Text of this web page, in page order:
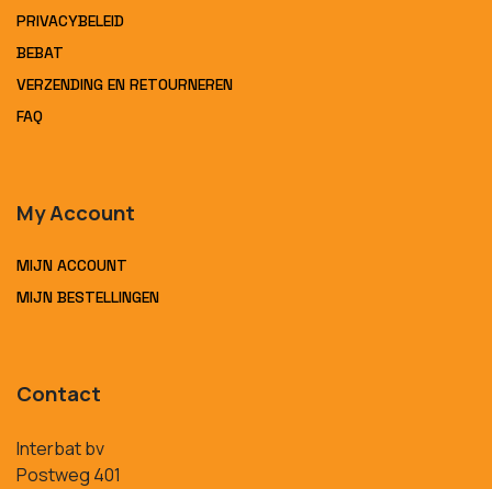
PRIVACYBELEID
BEBAT
VERZENDING EN RETOURNEREN
FAQ
My Account
MIJN ACCOUNT
MIJN BESTELLINGEN
Contact
Interbat bv
Postweg 401